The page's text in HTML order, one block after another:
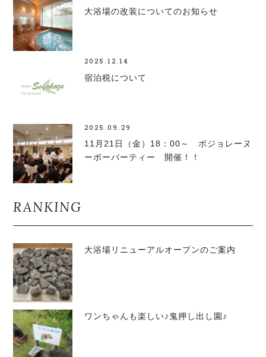
大浴場の改装についてのお知らせ
2025.12.14
宿泊税について
2025.09.29
11月21日（金）18：00～ ボジョレーヌ
ーボーパーティー 開催！！
RANKING
大浴場リニューアルオープンのご案内
ワンちゃんも楽しい♪鬼押し出し園♪